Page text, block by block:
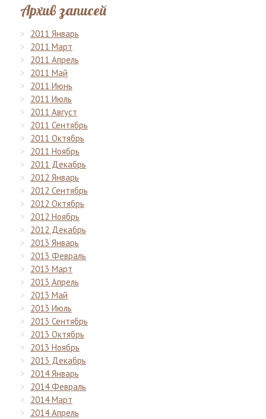
Архив записей
2011 Январь
2011 Март
2011 Апрель
2011 Май
2011 Июнь
2011 Июль
2011 Август
2011 Сентябрь
2011 Октябрь
2011 Ноябрь
2011 Декабрь
2012 Январь
2012 Сентябрь
2012 Октябрь
2012 Ноябрь
2012 Декабрь
2013 Январь
2013 Февраль
2013 Март
2013 Апрель
2013 Май
2013 Июль
2013 Сентябрь
2013 Октябрь
2013 Ноябрь
2013 Декабрь
2014 Январь
2014 Февраль
2014 Март
2014 Апрель